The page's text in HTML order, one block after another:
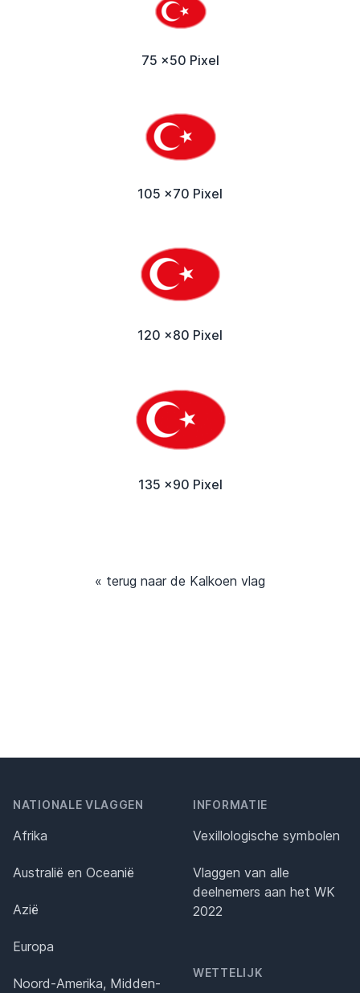
75 x50 Pixel
105 x70 Pixel
120 x80 Pixel
135 x90 Pixel
« terug naar de Kalkoen vlag
NATIONALE VLAGGEN
Afrika
Australië en Oceanië
Azië
Europa
Noord-Amerika, Midden-
INFORMATIE
Vexillologische symbolen
Vlaggen van alle
deelnemers aan het WK
2022
WETTELIJK